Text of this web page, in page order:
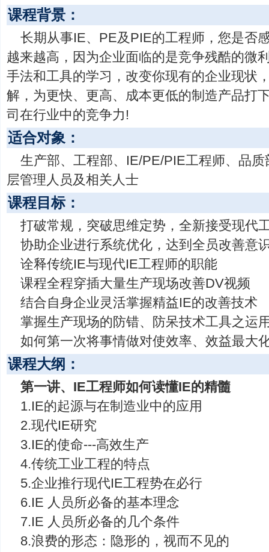
课程背景：
长期从事IE、PE及PIE的工程师，您是否
越来越高，因为企业面临的是竞争残酷的微
手法和工具的学习，改变你现有的企业现状
解，为更快、更高、成本更低的制造产品打
司在行业中的竞争力!
适合对象：
生产部、工程部、IE/PE/PIE工程师、品
层管理人员及相关人士
课程目标：
打破常规，突破思维定势，全新接受现代
协助企业进行系统优化，达到全员改善意
诠释传统IE与现代IE工程师的职能
课程全程穿插大量生产现场改善DV视频
结合自身企业灵活掌握精益IE的改善技术
掌握生产现场的防错、防呆技术工具之运
如何第一次将事情做对使效率、效益最大
课程大纲：
第一讲、IE工程师如何读懂IE的精髓
1.IE的起源与在制造业中的应用
2.现代IE研究
3.IE的使命---高效生产
4.传统工业工程的特点
5.企业推行现代IE工程势在必行
6.IE 人员所必备的基本理念
7.IE 人员所必备的几个条件
8.浪费的形态：隐形的，视而不见的